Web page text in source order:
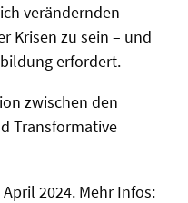
verändernden
Krisen zu sein – und
erfordert.
zwischen den
Transformative
2024. Mehr Infos: